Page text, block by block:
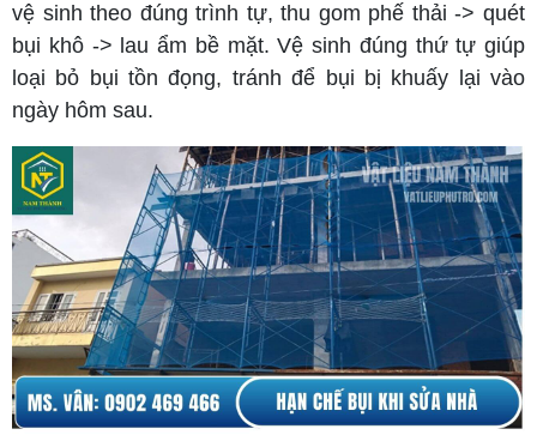
vệ sinh theo đúng trình tự, thu gom phế thải -> quét
bụi khô -> lau ẩm bề mặt. Vệ sinh đúng thứ tự giúp
loại bỏ bụi tồn đọng, tránh để bụi bị khuấy lại vào
ngày hôm sau.